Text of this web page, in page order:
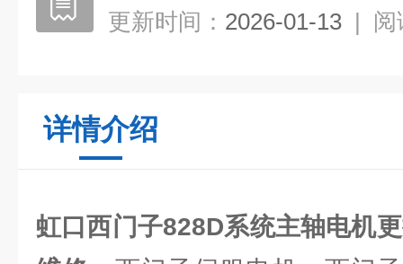
更新时间： 2026-01-13 | 阅
详情介绍
虹口西门子828D系统主轴电机